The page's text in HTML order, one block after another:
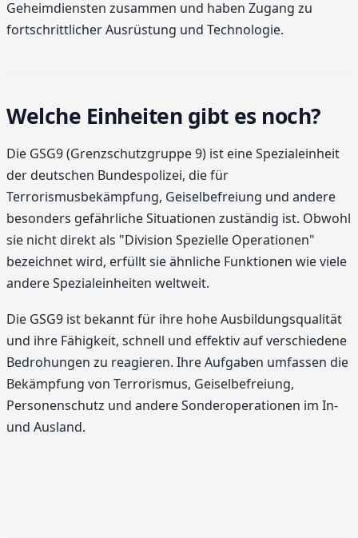
Geheimdiensten zusammen und haben Zugang zu
fortschrittlicher Ausrüstung und Technologie.
Welche Einheiten gibt es noch?
Die GSG9 (Grenzschutzgruppe 9) ist eine Spezialeinheit
der deutschen Bundespolizei, die für
Terrorismusbekämpfung, Geiselbefreiung und andere
besonders gefährliche Situationen zuständig ist. Obwohl
sie nicht direkt als "Division Spezielle Operationen"
bezeichnet wird, erfüllt sie ähnliche Funktionen wie viele
andere Spezialeinheiten weltweit.
Die GSG9 ist bekannt für ihre hohe Ausbildungsqualität
und ihre Fähigkeit, schnell und effektiv auf verschiedene
Bedrohungen zu reagieren. Ihre Aufgaben umfassen die
Bekämpfung von Terrorismus, Geiselbefreiung,
Personenschutz und andere Sonderoperationen im In-
und Ausland.